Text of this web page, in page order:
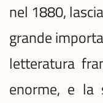
nel 1880,
grande
letteratura
enorme, e la